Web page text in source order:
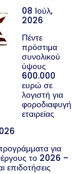
08 Ιούλ,
2026
Πέντε
πρόστιμα
συνολικού
ύψους
600.000
ευρώ σε
λογιστή για
φοροδιαφυγή
εταιρείας
για
το 2026 –
επιδοτήσεις